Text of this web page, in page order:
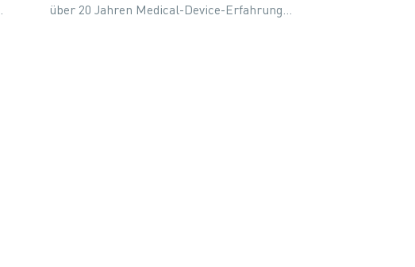
über 20 Jahren Medical-Device-Erfahrung